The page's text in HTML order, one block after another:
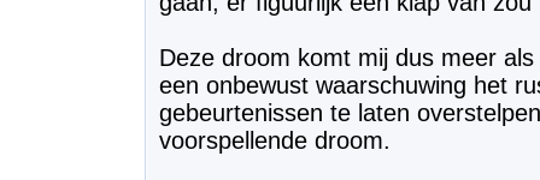
Deze droom komt mij dus meer
een onbewust waarschuwing het
gebeurtenissen te laten
voorspellende droom.